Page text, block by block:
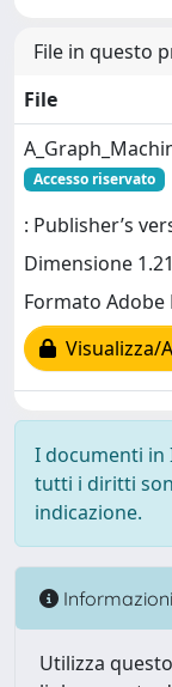
File in questo
File
Accesso riservato
: Publisher’s
Dimensione
Formato Adobe
Visualizza/
I documenti in
tutti i diritti
indicazione.
Informazioni
Utilizza